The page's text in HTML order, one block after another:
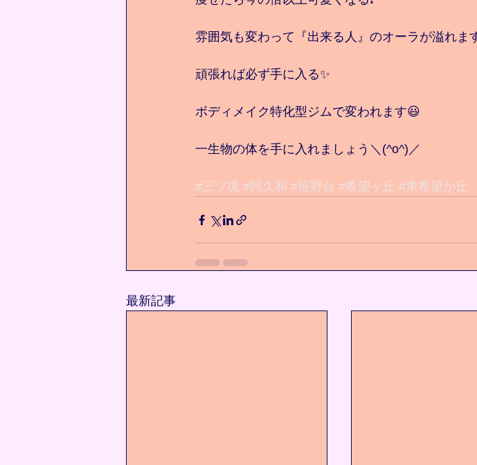
雰囲気も変わって『出来る人』のオーラが溢れま
頑張れば必ず手に入る✨
ボディメイク特化型ジムで変われます😃
一生物の体を手に入れましょう＼(^o^)／
#三ツ境 #阿久和 #笹野台 #希望ヶ丘 #東希望が丘
最新記事